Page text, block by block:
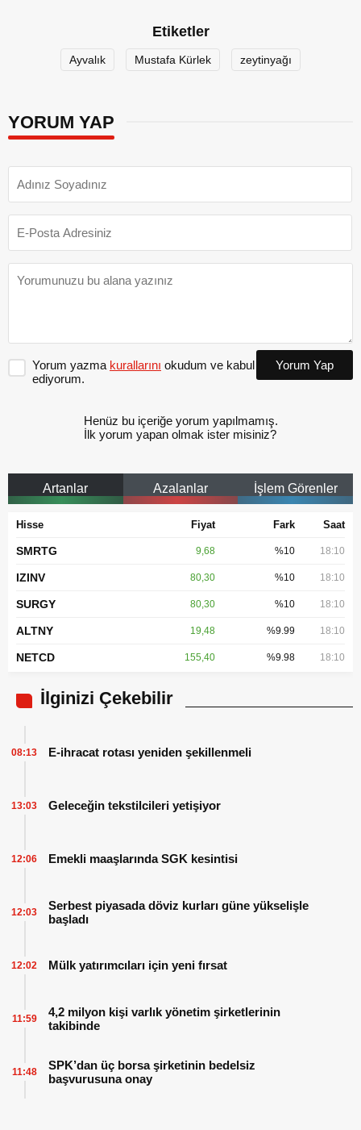
Etiketler
Ayvalık Mustafa Kürlek zeytinyağı
YORUM YAP
Yorum yazma kurallarını okudum ve kabul
ediyorum.
Yorum Yap
Henüz bu içeriğe yorum yapılmamış.
İlk yorum yapan olmak ister misiniz?
Artanlar Azalanlar İşlem Görenler
Hisse Fiyat Fark Saat
SMRTG 9,68 %10 18:10
IZINV 80,30 %10 18:10
SURGY 80,30 %10 18:10
ALTNY 19,48 %9.99 18:10
NETCD 155,40 %9.98 18:10
İlginizi Çekebilir
E-ihracat rotası yeniden şekillenmeli
08:13
Geleceğin tekstilcileri yetişiyor
13:03
Emekli maaşlarında SGK kesintisi
12:06
Serbest piyasada döviz kurları güne yükselişle
başladı
12:03
Mülk yatırımcıları için yeni fırsat
12:02
4,2 milyon kişi varlık yönetim şirketlerinin
takibinde
11:59
SPK’dan üç borsa şirketinin bedelsiz
başvurusuna onay
11:48